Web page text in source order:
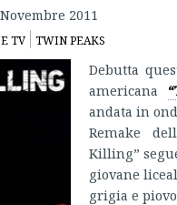
2011
TV TWIN PEAKS
Debutta
americana
andata in
Remake
Killing”
giovane
grigia e